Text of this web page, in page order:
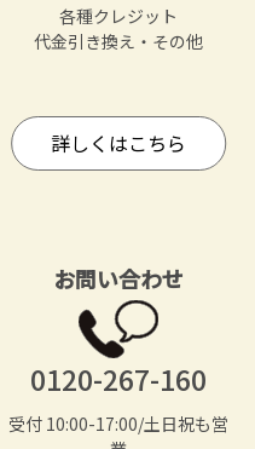
各種クレジット
代金引き換え・その他
詳しくはこちら
お問い合わせ
0120-267-160
受付 10:00-17:00/土日祝も営